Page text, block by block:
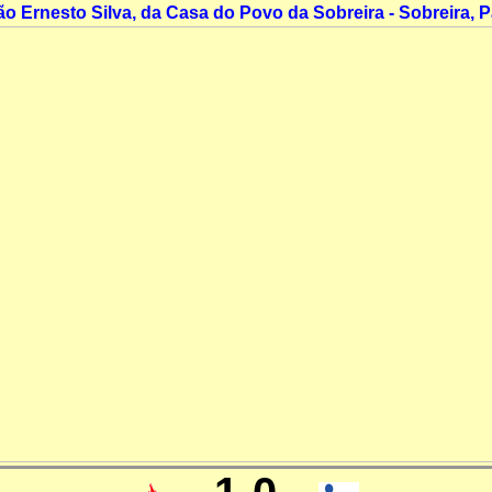
Ernesto Silva, da Casa do Povo da Sobreira - Sobreira,